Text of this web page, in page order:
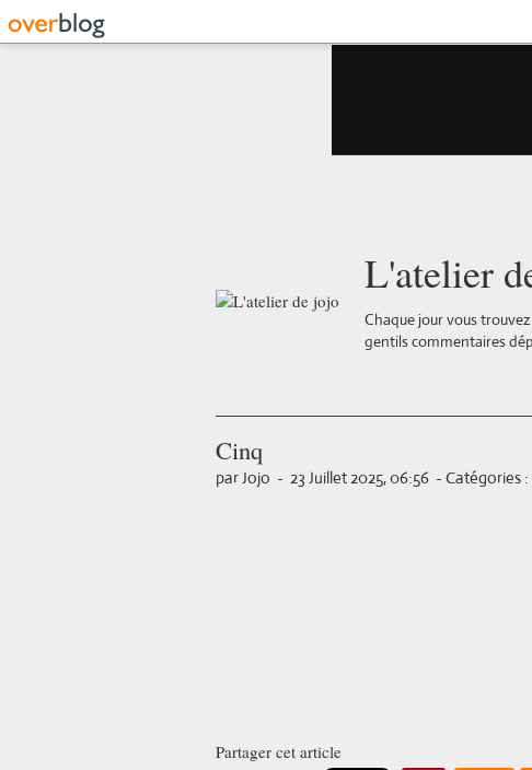
L'atelier
Chaque jour vous
gentils commentaires
Cinq
par Jojo - 23 Juillet 2025, 06:56 - Catégories :
Partager cet article